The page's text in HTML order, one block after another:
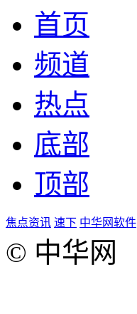
首页
频道
热点
底部
顶部
焦点资讯 速下 中华网软件
© 中华网